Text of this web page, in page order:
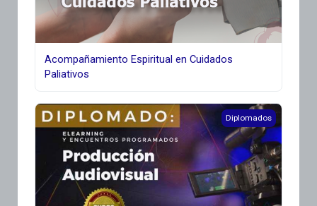
Acompañamiento Espiritual en Cuidados
Paliativos
Producción Audiovisual Diplomados